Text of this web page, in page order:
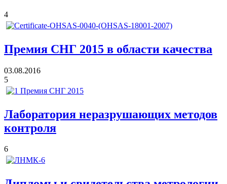
4
Премия СНГ 2015 в области качества
03.08.2016
5
Лаборатория неразрушающих методов
контроля
6